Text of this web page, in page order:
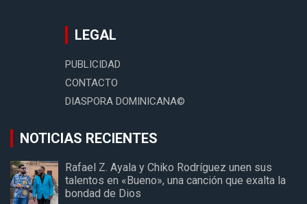
LEGAL
PUBLICIDAD
CONTACTO
DIASPORA DOMINICANA©
NOTICIAS RECIENTES
Rafael Z. Ayala y Chiko Rodríguez unen sus
talentos en «Bueno», una canción que exalta la
bondad de Dios